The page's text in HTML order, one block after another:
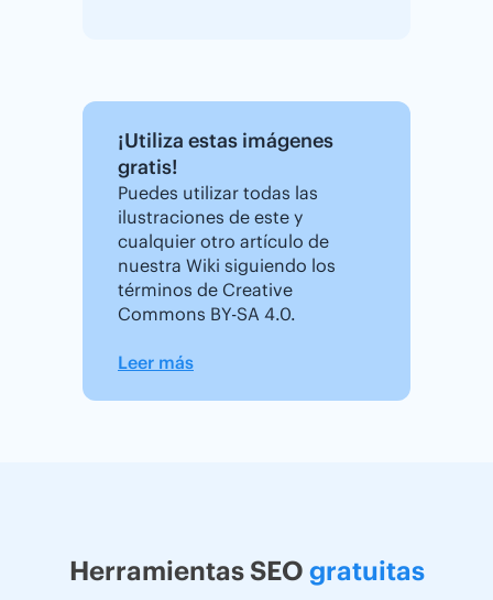
¡Utiliza estas imágenes
gratis!
Puedes utilizar todas las
ilustraciones de este y
cualquier otro artículo de
nuestra Wiki siguiendo los
términos de Creative
Commons BY-SA 4.0.
Leer más
Herramientas SEO gratuitas